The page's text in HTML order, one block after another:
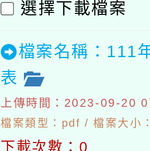
選擇下載檔案
檔案名稱：111
表
上傳時間：2023-09-20
檔案類型：pdf / 檔案大小
下載次數：0